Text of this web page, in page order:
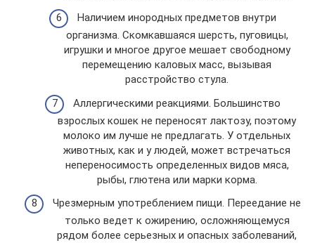
Наличием инородных предметов внутри
организма. Скомкавшаяся шерсть, пуговицы,
игрушки и многое другое мешает свободному
перемещению каловых масс, вызывая
расстройство стула.
Аллергическими реакциями. Большинство
взрослых кошек не переносят лактозу, поэтому
молоко им лучше не предлагать. У отдельных
животных, как и у людей, может встречаться
непереносимость определенных видов мяса,
рыбы, глютена или марки корма.
Чрезмерным употреблением пищи. Переедание не
только ведет к ожирению, осложняющемуся
рядом более серьезных и опасных заболеваний,